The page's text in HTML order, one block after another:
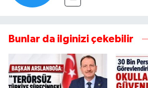
Bunlar da ilginizi çekebilir